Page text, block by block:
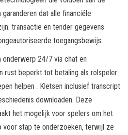
dat alle financiële
transactie en tender gegevens
toegangsbewijs .
onderwerp 24/7 via chat en
rust beperkt tot betaling als rolspeler
helpen . Kletsen inclusief transcript
downloaden. Deze
het mogelijk voor spelers om het
voor stap te onderzoeken, terwijl ze